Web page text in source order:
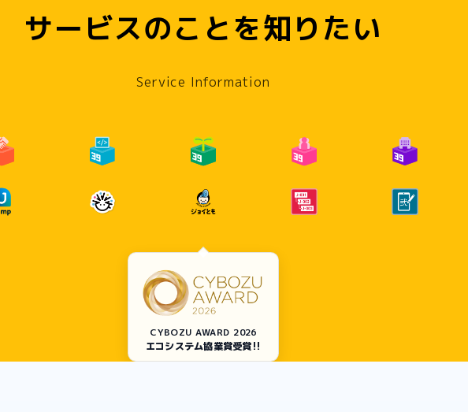
サービスのことを知りたい
Service Information
CYBOZU AWARD 2026
エコシステム協業賞受賞!!
RECRUIT COMPANY NEWS SERVICE CONTACT